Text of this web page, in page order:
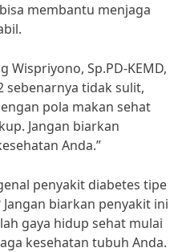
membantu menjaga
Wispriyono, Sp.PD-KEMD,
sebenarnya tidak sulit,
pola makan sehat
Jangan biarkan
Anda.”
penyakit diabetes tipe
biarkan penyakit ini
gaya hidup sehat mulai
kesehatan tubuh Anda.